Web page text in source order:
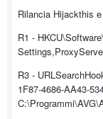
Rilancia Hijackthis
R1 -
R3 -
1F87-4686-AA43-